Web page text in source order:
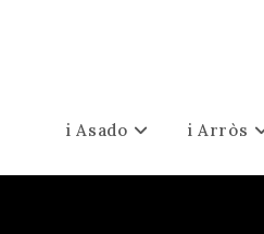
i Asado i Arròs